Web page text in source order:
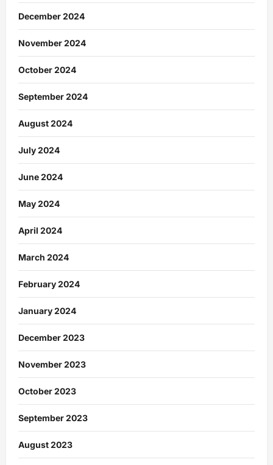
December 2024
November 2024
October 2024
September 2024
August 2024
July 2024
June 2024
May 2024
April 2024
March 2024
February 2024
January 2024
December 2023
November 2023
October 2023
September 2023
August 2023